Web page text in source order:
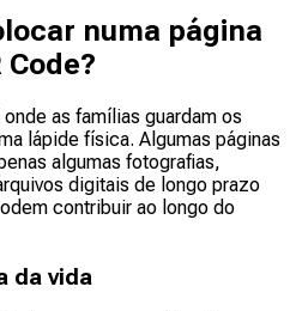
numa página
Code?
as famílias guardam os
lápide física. Algumas páginas
algumas fotografias,
digitais de longo prazo
contribuir ao longo do
da vida